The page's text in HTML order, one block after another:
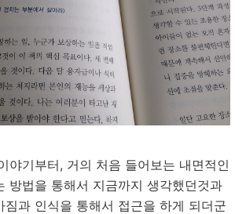
야기부터, 거의 처음 들어보는 내면적인
방법을 통해서 지금까지 생각했던것과
짐과 인식을 통해서 접근을 하게 되더군